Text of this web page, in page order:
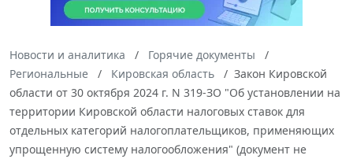
Новости и аналитика
Горячие документы
Региональные
Кировская область
Закон Кировской
области от 30 октября 2024 г. N 319-ЗО "Об установлении на
территории Кировской области налоговых ставок для
отдельных категорий налогоплательщиков, применяющих
упрощенную систему налогообложения" (документ не